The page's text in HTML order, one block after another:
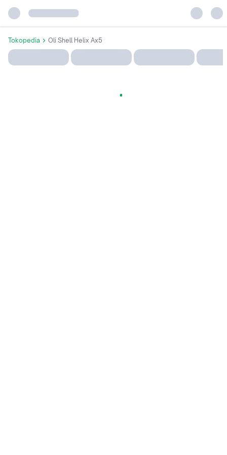
Tokopedia Oli Shell Helix Ax5